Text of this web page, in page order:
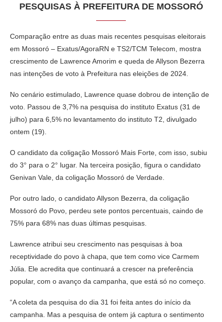
PESQUISAS À PREFEITURA DE MOSSORÓ
Comparação entre as duas mais recentes pesquisas eleitorais
em Mossoró – Exatus/AgoraRN e TS2/TCM Telecom, mostra
crescimento de Lawrence Amorim e queda de Allyson Bezerra
nas intenções de voto à Prefeitura nas eleições de 2024.
No cenário estimulado, Lawrence quase dobrou de intenção de
voto. Passou de 3,7% na pesquisa do instituto Exatus (31 de
julho) para 6,5% no levantamento do instituto T2, divulgado
ontem (19).
O candidato da coligação Mossoró Mais Forte, com isso, subiu
do 3° para o 2° lugar. Na terceira posição, figura o candidato
Genivan Vale, da coligação Mossoró de Verdade.
Por outro lado, o candidato Allyson Bezerra, da coligação
Mossoró do Povo, perdeu sete pontos percentuais, caindo de
75% para 68% nas duas últimas pesquisas.
Lawrence atribui seu crescimento nas pesquisas à boa
receptividade do povo à chapa, que tem como vice Carmem
Júlia. Ele acredita que continuará a crescer na preferência
popular, com o avanço da campanha, que está só no começo.
“A coleta da pesquisa do dia 31 foi feita antes do início da
campanha. Mas a pesquisa de ontem já captura o sentimento